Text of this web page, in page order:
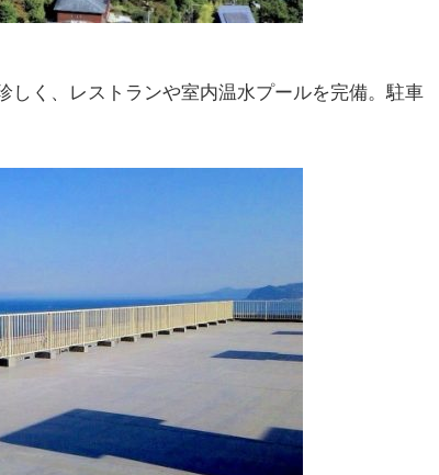
く、レストランや室内温水プールを完備。駐車